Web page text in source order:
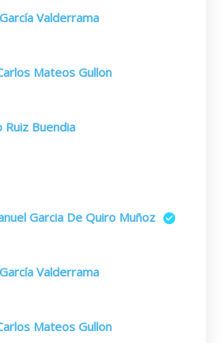
Valderrama
Mateos Gullon
Ruiz Buendia
Garcia De Quiro Muñoz
Valderrama
Mateos Gullon